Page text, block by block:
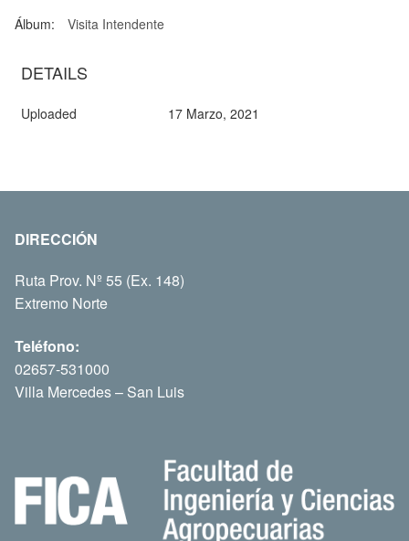
Álbum: Visita Intendente
DETAILS
Uploaded 17 Marzo, 2021
DIRECCIÓN
Ruta Prov. Nº 55 (Ex. 148)
Extremo Norte
Teléfono:
02657-531000
Villa Mercedes – San Luis